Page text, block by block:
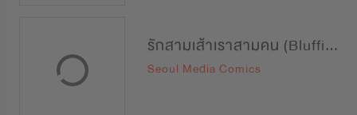
รักสามเส้าเราสามคน (Bluffing)
Seoul Media Comics